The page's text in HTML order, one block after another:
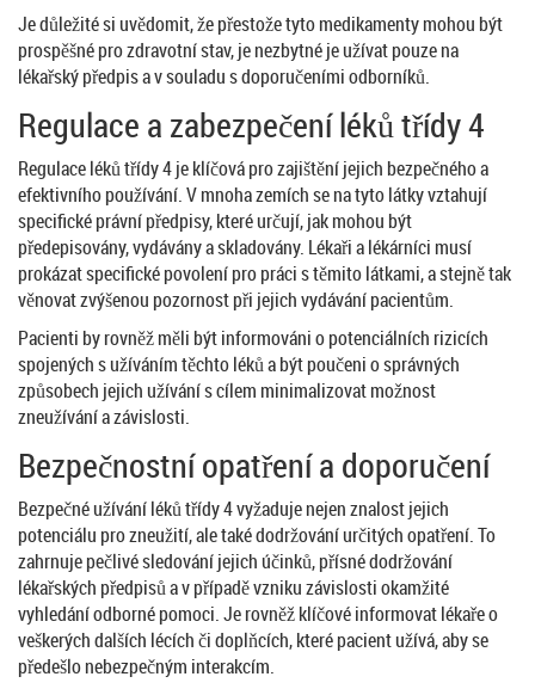
Je důležité si uvědomit, že přestože tyto medikamenty mohou být
prospěšné pro zdravotní stav, je nezbytné je užívat pouze na
lékařský předpis a v souladu s doporučeními odborníků.
Regulace a zabezpečení léků třídy 4
Regulace léků třídy 4 je klíčová pro zajištění jejich bezpečného a
efektivního používání. V mnoha zemích se na tyto látky vztahují
specifické právní předpisy, které určují, jak mohou být
předepisovány, vydávány a skladovány. Lékaři a lékárníci musí
prokázat specifické povolení pro práci s těmito látkami, a stejně tak
věnovat zvýšenou pozornost při jejich vydávání pacientům.
Pacienti by rovněž měli být informováni o potenciálních rizicích
spojených s užíváním těchto léků a být poučeni o správných
způsobech jejich užívání s cílem minimalizovat možnost
zneužívání a závislosti.
Bezpečnostní opatření a doporučení
Bezpečné užívání léků třídy 4 vyžaduje nejen znalost jejich
potenciálu pro zneužití, ale také dodržování určitých opatření. To
zahrnuje pečlivé sledování jejich účinků, přísné dodržování
lékařských předpisů a v případě vzniku závislosti okamžité
vyhledání odborné pomoci. Je rovněž klíčové informovat lékaře o
veškerých dalších lécích či doplňcích, které pacient užívá, aby se
předešlo nebezpečným interakcím.